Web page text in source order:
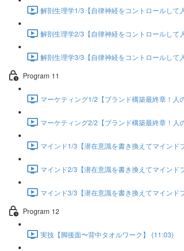
解剖生理学1/3【自律神経をコントロールし
解剖生理学2/3【自律神経をコントロールし
解剖生理学3/3【自律神経をコントロールし
Program 11
マーケティング1/2【ブランド構築最終章！
マーケティング2/2【ブランド構築最終章！
マインド1/3【潜在意識を書き換えてマイン
マインド2/3【潜在意識を書き換えてマイン
マインド3/3【潜在意識を書き換えてマイン
Program 12
実技【脚後面〜背中タオルワーク】 (11:03)